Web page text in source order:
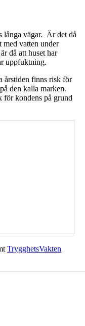
långa vägar. Är det då
med vatten under
då att huset har
uppfuktning.
årstiden finns risk för
den kalla marken.
för kondens på grund
TrygghetsVakten